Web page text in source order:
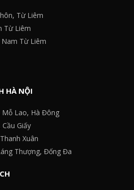
Từ Liêm
Từ Liêm
Nam Từ Liêm
HÀ NỘI
Mỗ Lao, Hà Đông
Cầu Giấy
Xuân
Thượng, Đống Đa